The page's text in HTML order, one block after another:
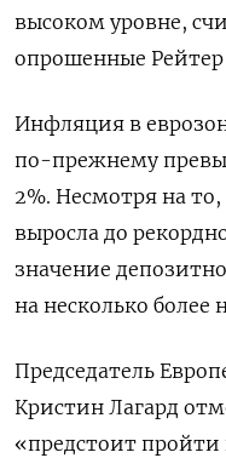
высоком уровне,
опрошенные Рейтер
Инфляция в
по-прежнему
2%. Несмотря на
выросла до
значение
на несколько
Председатель
Кристин Лагард
«предстоит